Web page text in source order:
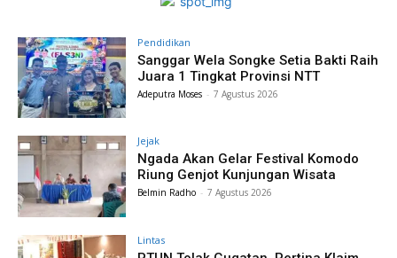
Pendidikan
Sanggar Wela Songke Setia Bakti Raih
Juara 1 Tingkat Provinsi NTT
Adeputra Moses - 7 Agustus 2026
Jejak
Ngada Akan Gelar Festival Komodo
Riung Genjot Kunjungan Wisata
Belmin Radho - 7 Agustus 2026
Lintas